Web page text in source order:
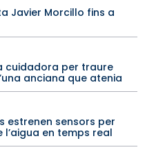
Javier Morcillo fins a
cuidadora per traure
anciana que atenia
estrenen sensors per
en temps real